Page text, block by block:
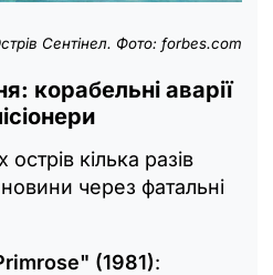
Сентінел. Фото: forbes.com
корабельні аварії
острів кілька разів
новини через фатальні
(1981):